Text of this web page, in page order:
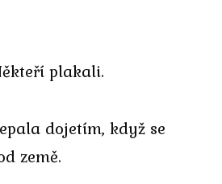
plakali.
dojetím, když se
země.